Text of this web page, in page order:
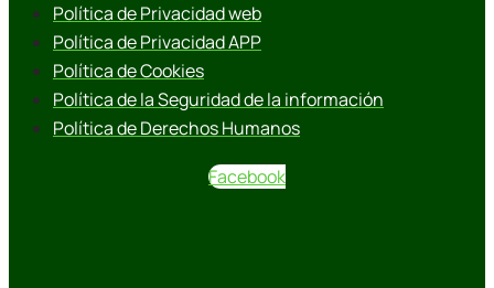
Política de Privacidad web
Política de Privacidad APP
Política de Cookies
Política de la Seguridad de la información
Política de Derechos Humanos
Facebook